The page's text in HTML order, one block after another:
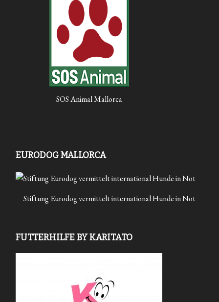
SOS Animal Mallorca
EURODOG MALLORCA
Stiftung Eurodog vermittelt international Hunde in Not
FUTTERHILFE BY KARITATO